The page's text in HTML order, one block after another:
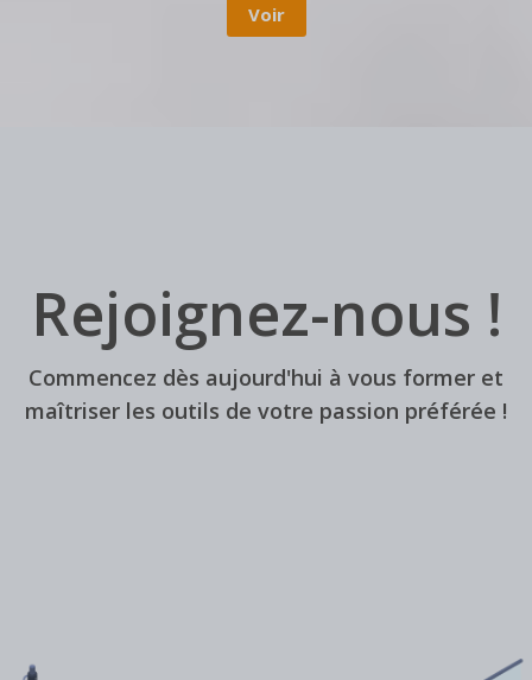
Voir
Rejoignez-nous !
Commencez dès aujourd'hui à vous former et
maîtriser les outils de votre passion préférée !